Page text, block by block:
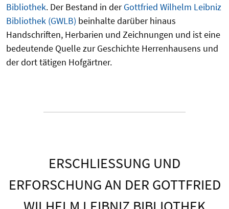
Bibliothek. Der Bestand in derGottfried Wilhelm Leibniz
Bibliothek (GWLB) beinhalte darüber hinaus
Handschriften, Herbarien und Zeichnungen und ist eine
bedeutende Quelle zur Geschichte Herrenhausens und
der dort tätigen Hofgärtner.
ERSCHLIESSUNG UND E
RFORSCHUNG AN DER GOTTFRIED W